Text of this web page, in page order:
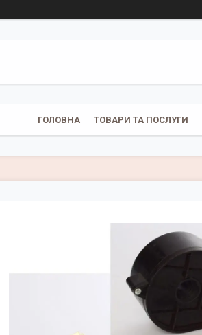
ГОЛОВНА ТОВАРИ ТА ПОСЛУГИ